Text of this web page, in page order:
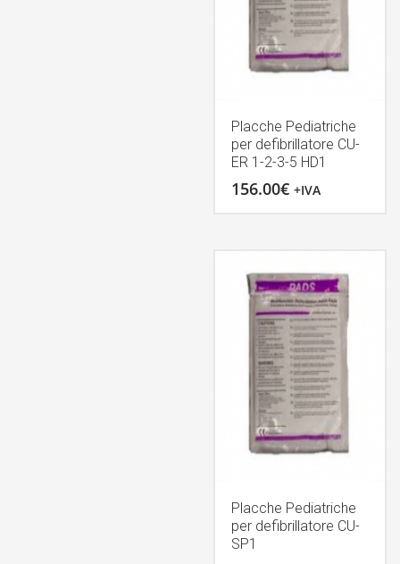
Placche Pediatriche
per defibrillatore CU-
ER 1-2-3-5 HD1
156.00€ +IVA
Placche Pediatriche
per defibrillatore CU-
SP1